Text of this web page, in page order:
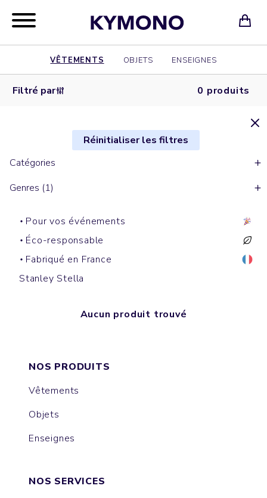
VÊTEMENTS OBJETS ENSEIGNES
Filtré par 0 produits
Réinitialiser les filtres
Catégories
Genres (1)
Pour vos événements
Éco-responsable
Fabriqué en France
Stanley Stella
Aucun produit trouvé
NOS PRODUITS
Vêtements
Objets
Enseignes
NOS SERVICES